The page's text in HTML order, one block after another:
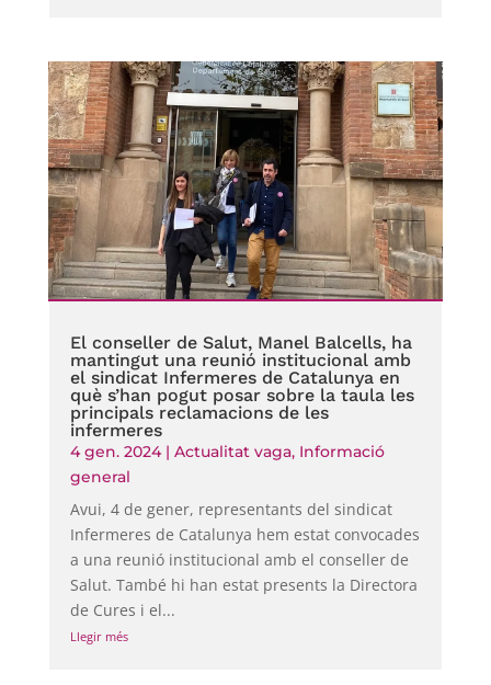
El conseller de Salut, Manel Balcells, ha
mantingut una reunió institucional amb
el sindicat Infermeres de Catalunya en
què s’han pogut posar sobre la taula les
principals reclamacions de les
infermeres
4 gen. 2024| Actualitat vaga, Informació
general
Avui, 4 de gener, representants del sindicat
Infermeres de Catalunya hem estat convocades
a una reunió institucional amb el conseller de
Salut. També hi han estat presents la Directora
de Cures i el...
Llegir més